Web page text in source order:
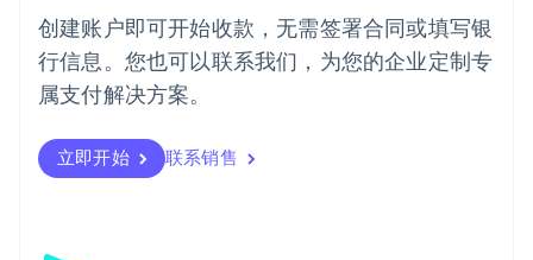
创建账户即可开始收款，无需签署合同或填写银
行信息。您也可以联系我们，为您的企业定制专
属支付解决方案。
立即开始 联系销售
葡萄牙
Português English
日本
日本語English
瑞典
瑞士
DeutschFrançais